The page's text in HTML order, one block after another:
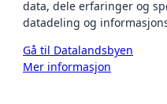
data, dele erfaringer og
datadeling og
Gå til Datalandsbyen
Mer informasjon